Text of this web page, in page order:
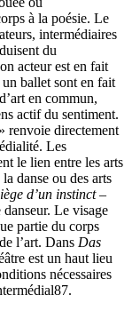
à la poésie. Le
intermédiaires
du
acteur est en fait
ballet sont en fait
en commun,
actif du sentiment.
renvoie directement
Les
le lien entre les arts
danse ou des arts
d’un instinct–
Le visage
partie du corps
l’art. Dans Das
est un haut lieu
nécessaires
87.